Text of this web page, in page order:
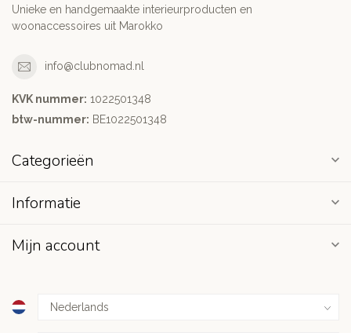
Unieke en handgemaakte interieurproducten en
woonaccessoires uit Marokko
info@clubnomad.nl
KVK nummer: 1022501348
btw-nummer: BE1022501348
Categorieën
Informatie
Mijn account